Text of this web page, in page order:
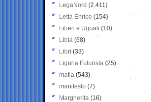
LegaNord (2.411)
Letta Enrico (154)
Liberi e Uguali (10)
Libia (68)
Libri (33)
Liguria Futurista (25)
mafia (543)
manifesto (7)
Margherita (16)